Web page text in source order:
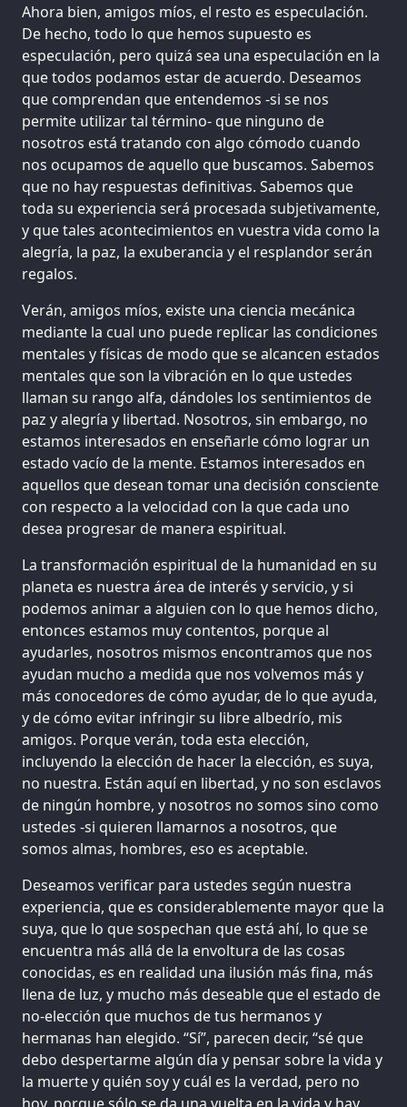
Ahora bien, amigos míos, el resto es especulación.
De hecho, todo lo que hemos supuesto es
especulación, pero quizá sea una especulación en la
que todos podamos estar de acuerdo. Deseamos
que comprendan que entendemos -si se nos
permite utilizar tal término- que ninguno de
nosotros está tratando con algo cómodo cuando
nos ocupamos de aquello que buscamos. Sabemos
que no hay respuestas definitivas. Sabemos que
toda su experiencia será procesada subjetivamente,
y que tales acontecimientos en vuestra vida como la
alegría, la paz, la exuberancia y el resplandor serán
regalos.
Verán, amigos míos, existe una ciencia mecánica
mediante la cual uno puede replicar las condiciones
mentales y físicas de modo que se alcancen estados
mentales que son la vibración en lo que ustedes
llaman su rango alfa, dándoles los sentimientos de
paz y alegría y libertad. Nosotros, sin embargo, no
estamos interesados en enseñarle cómo lograr un
estado vacío de la mente. Estamos interesados en
aquellos que desean tomar una decisión consciente
con respecto a la velocidad con la que cada uno
desea progresar de manera espiritual.
La transformación espiritual de la humanidad en su
planeta es nuestra área de interés y servicio, y si
podemos animar a alguien con lo que hemos dicho,
entonces estamos muy contentos, porque al
ayudarles, nosotros mismos encontramos que nos
ayudan mucho a medida que nos volvemos más y
más conocedores de cómo ayudar, de lo que ayuda,
y de cómo evitar infringir su libre albedrío, mis
amigos. Porque verán, toda esta elección,
incluyendo la elección de hacer la elección, es suya,
no nuestra. Están aquí en libertad, y no son esclavos
de ningún hombre, y nosotros no somos sino como
ustedes -si quieren llamarnos a nosotros, que
somos almas, hombres, eso es aceptable.
Deseamos verificar para ustedes según nuestra
experiencia, que es considerablemente mayor que la
suya, que lo que sospechan que está ahí, lo que se
encuentra más allá de la envoltura de las cosas
conocidas, es en realidad una ilusión más fina, más
llena de luz, y mucho más deseable que el estado de
no-elección que muchos de tus hermanos y
hermanas han elegido. “Sí”, parecen decir, “sé que
debo despertarme algún día y pensar sobre la vida y
la muerte y quién soy y cuál es la verdad, pero no